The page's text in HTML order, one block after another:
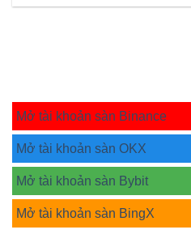
Mở tài khoản sàn Binance
Mở tài khoản sàn OKX
Mở tài khoản sàn Bybit
Mở tài khoản sàn BingX